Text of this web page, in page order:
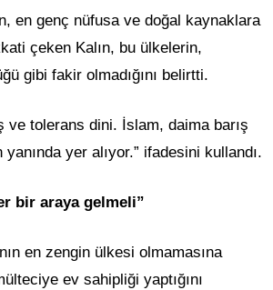
en genç nüfusa ve doğal kaynaklara
çeken Kalın, bu ülkelerin,
gibi fakir olmadığını belirtti.
ve tolerans dini. İslam, daima barış
yer alıyor.” ifadesini kullandı.
bir araya gelmeli”
en zengin ülkesi olmamasına
ev sahipliği yaptığını